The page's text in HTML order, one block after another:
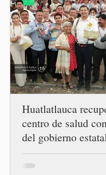
casos registrado
Unidos. Durante
conferencia
Palacio
funcionario
el país
confirmado 33
enferme
Huatlatlauca
centro de salud
del gobierno estatal